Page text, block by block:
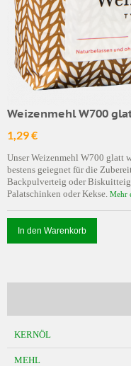
Weizenmehl W700
1,29 €
Unser Weizenmehl W700 glatt
bestens geiegnet für die
Backpulverteig oder
Palatschinken oder Kekse. Mehr
In den Warenkorb
KERNÖL
MEHL